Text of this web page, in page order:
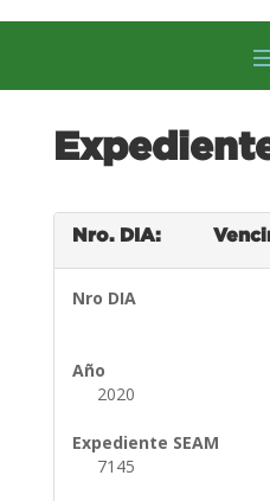
Nro. DIA:
Nro DIA
Año
2020
Expediente SEAM
7145